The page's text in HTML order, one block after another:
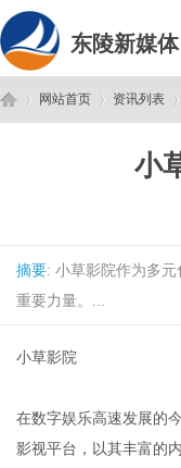
东陵新媒体
网站首页 资讯列表
小
摘要: 小草影院作为多
重要力量。...
小草影院
在数字娱乐高速发展的
影视平台，以其丰富的